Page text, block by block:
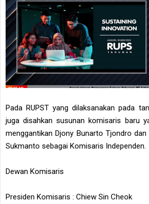
Pada RUPST yang dilaksanakan pada
juga disahkan susunan komisaris baru
menggantikan Djony Bunarto Tjondro
Sukmanto sebagai Komisaris Independen.
Dewan Komisaris
Presiden Komisaris : Chiew Sin Cheok